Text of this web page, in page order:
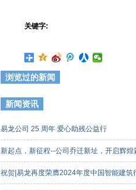
关键字:
浏览过的新闻
新闻资讯
易龙公司 25 周年 爱心助残公益行
新起点，新征程--公司乔迁新址，开启辉
祝贺|易龙再度荣膺2024年度中国智能建